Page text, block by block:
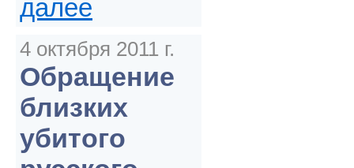
далее
4 октября 2011 г.
Обращение
близких
убитого